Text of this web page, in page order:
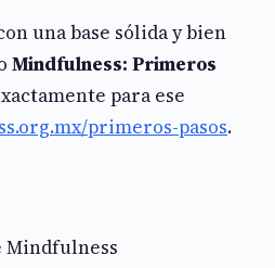
una base sólida y bien
Mindfulness: Primeros
para ese
primeros-pasos.
Mindfulness